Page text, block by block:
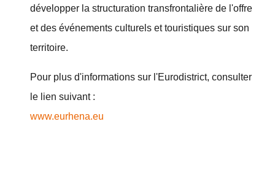
développer la structuration transfrontalière de l'offre
et des événements culturels et touristiques sur son
territoire.
Pour plus d'informations sur l'Eurodistrict, consulter
le lien suivant :
www.eurhena.eu